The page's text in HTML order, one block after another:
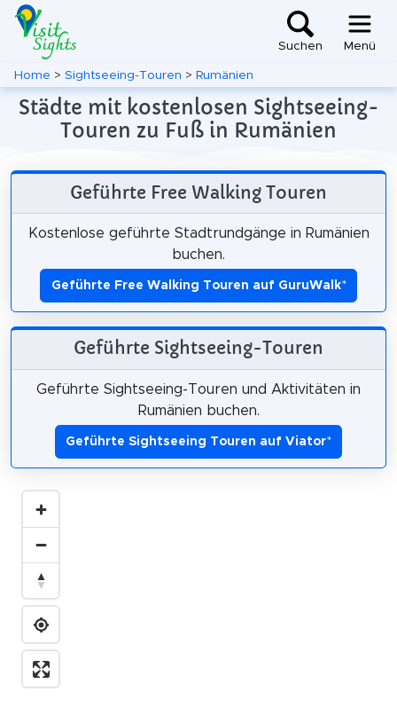
Suchen Menü
Home > Sightseeing-Touren > Rumänien
Städte mit kostenlosen Sightseeing-
Touren zu Fuß in Rumänien
Geführte Free Walking Touren
Kostenlose geführte Stadtrundgänge in Rumänien
buchen.
Geführte Free Walking Touren auf GuruWalk*
Geführte Sightseeing-Touren
Geführte Sightseeing-Touren und Aktivitäten in
Rumänien buchen.
Geführte Sightseeing Touren auf Viator*